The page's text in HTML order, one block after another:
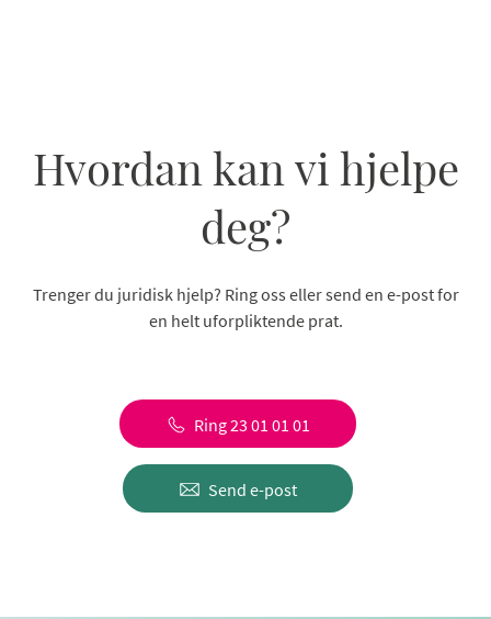
Hvordan kan vi hjelpe
deg?
Trenger du juridisk hjelp? Ring oss eller send en e-post for
en helt uforpliktende prat.
Ring 23 01 01 01
Send e-post